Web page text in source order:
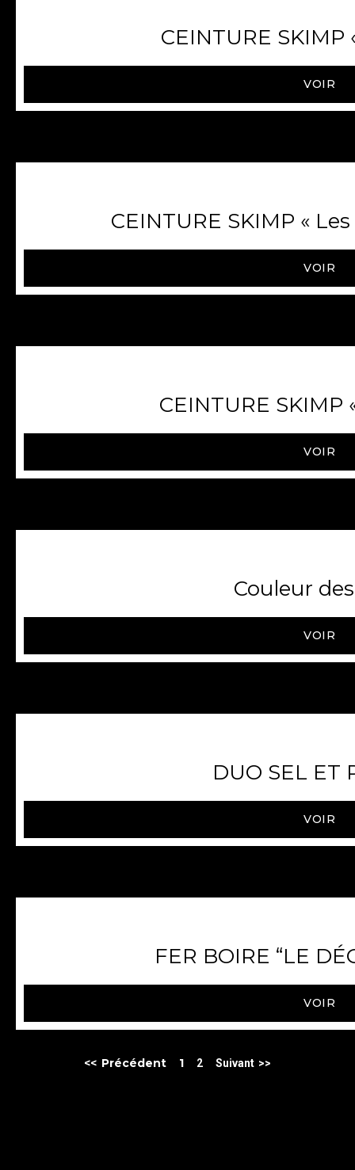
CEINTURE SKIMP
VOIR
CEINTURE SKIMP «
VOIR
CEINTURE SKIMP
VOIR
Couleur
VOIR
DUO SEL ET
VOIR
FER BOIRE “LE
VOIR
<< Précédent 1 2 Suivant >>